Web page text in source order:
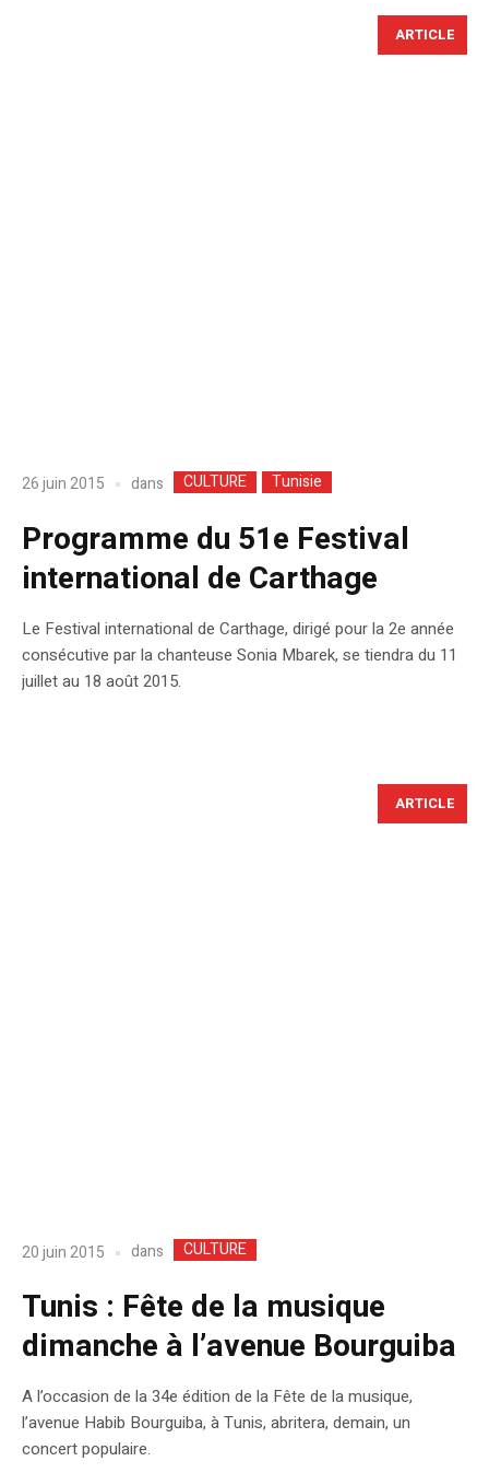
ARTICLE
26 juin 2015 dans CULTURE Tunisie
Programme du 51e Festival
international de Carthage
Le Festival international de Carthage, dirigé pour la 2e année
consécutive par la chanteuse Sonia Mbarek, se tiendra du 11
juillet au 18 août 2015.
ARTICLE
20 juin 2015 dans CULTURE
Tunis : Fête de la musique
dimanche à l’avenue Bourguiba
A l’occasion de la 34e édition de la Fête de la musique,
l’avenue Habib Bourguiba, à Tunis, abritera, demain, un
concert populaire.